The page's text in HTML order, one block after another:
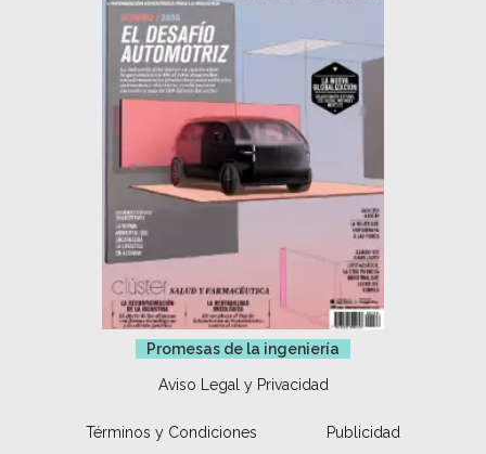
Promesas de la ingeniería
Aviso Legal y Privacidad
Términos y Condiciones Publicidad